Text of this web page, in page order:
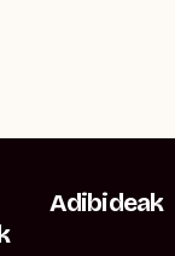
Adibideak